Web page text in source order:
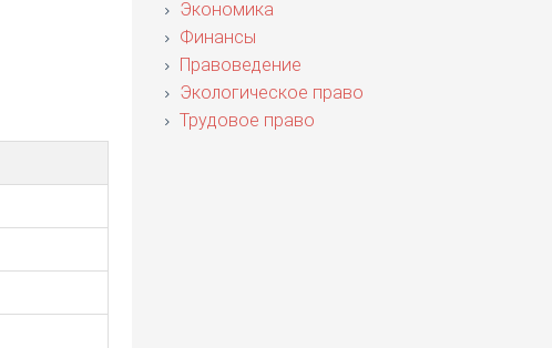
Экономика
Финансы
Правоведение
Экологическое право
Трудовое право